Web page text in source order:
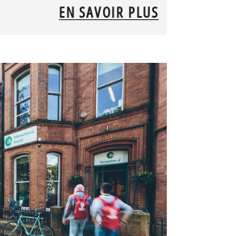
EN SAVOIR PLUS